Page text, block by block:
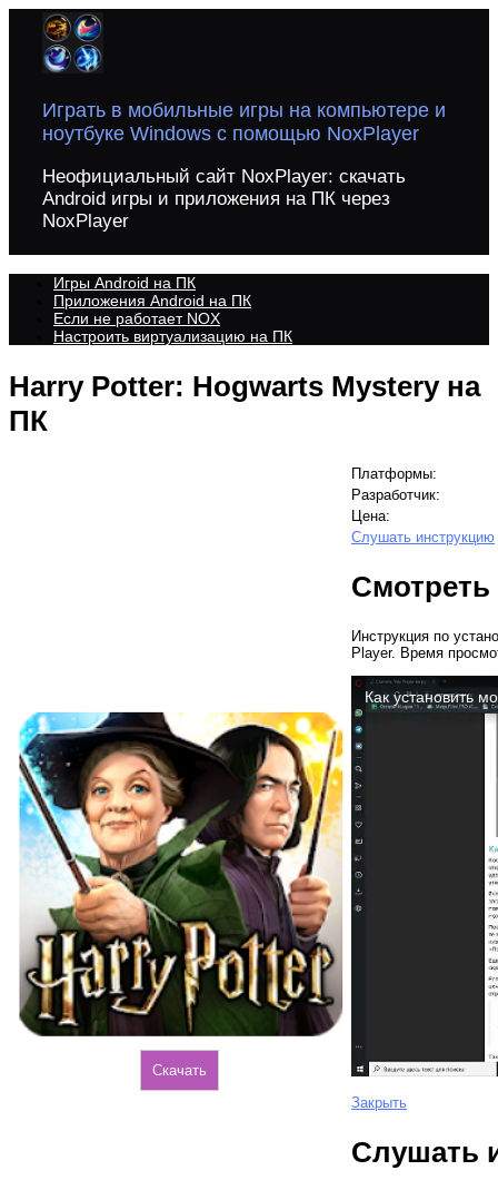
Перейти
содержимому
Играть в мобильные игры на компьютере и
ноутбуке Windows с помощью NoxPlayer
Неофициальный сайт NoxPlayer: скачать
Android игры и приложения на ПК через
NoxPlayer
Игры Android на ПК
Приложения Android на ПК
Если не работает NOX
Настроить виртуализацию на ПК
Harry Potter: Hogwarts Mystery на
ПК
Скачать
Платформы:
Разработчик:
Цена:
Слушать инструкцию
Инструкция по
Player. Время
Закрыть
Слушать